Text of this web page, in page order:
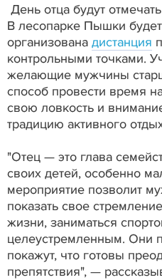
День отца будут
В лесопарке Пышки будет
организована дистанция
контрольными точками.
желающие мужчины
способ провести время
свою ловкость и
традицию активного
"Отец — это глава
своих детей, особенно
мероприятие позволит
показать свое
жизни, заниматься
целеустремленным. Они
покажут, что готовы
препятствия", —